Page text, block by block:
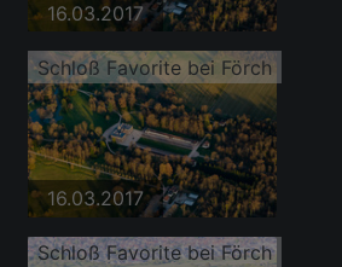
16.03.2017
Schloß Favorite bei Förch
16.03.2017
Schloß Favorite bei Förch